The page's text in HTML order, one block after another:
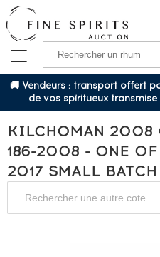
🚚 Vendeurs : transport offert
de vos spiritueux
KILCHOMAN 2008
186-2008 - ONE OF
2017 SMALL